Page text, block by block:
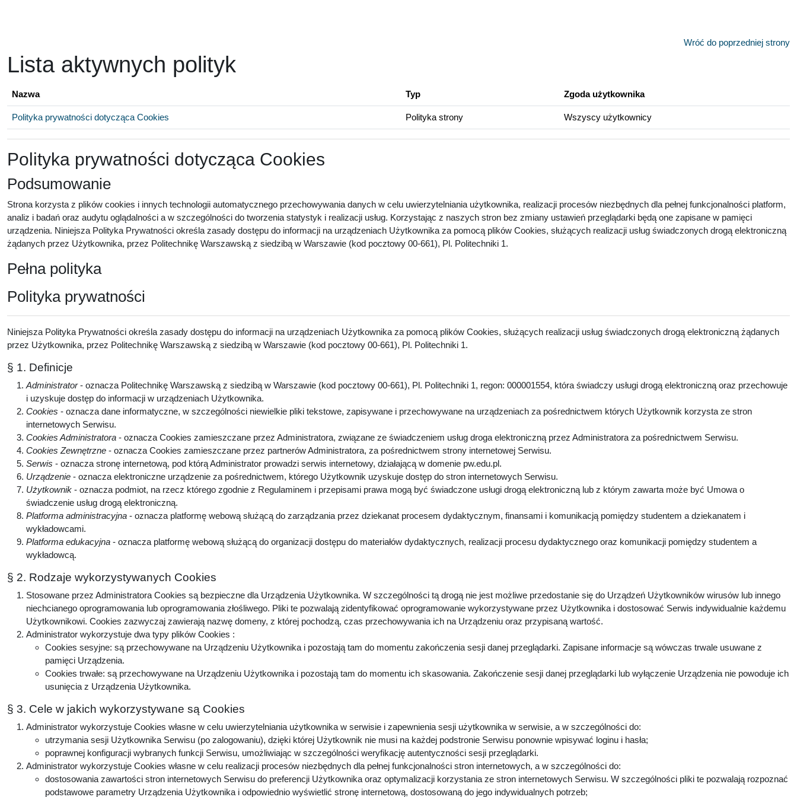
Wróć do poprzedniej strony
Lista aktywnych polityk
Nazwa Typ Zgoda użytkownika
Polityka prywatności dotycząca Cookies Polityka strony Wszyscy użytkownicy
Polityka prywatności dotycząca Cookies
Podsumowanie
Strona korzysta z plików cookies i innych technologii automatycznego przechowywania danych w celu uwierzytelniania użytkownika, realizacji procesów niezbędnych dla pełnej funkcjonalności platform,
analiz i badań oraz audytu oglądalności a w szczególności do tworzenia statystyk i realizacji usług. Korzystając z naszych stron bez zmiany ustawień przeglądarki będą one zapisane w pamięci
urządzenia. Niniejsza Polityka Prywatności określa zasady dostępu do informacji na urządzeniach Użytkownika za pomocą plików Cookies, służących realizacji usług świadczonych drogą elektroniczną
żądanych przez Użytkownika, przez Politechnikę Warszawską z siedzibą w Warszawie (kod pocztowy 00-661), Pl. Politechniki 1.
Pełna polityka
Polityka prywatności
Niniejsza Polityka Prywatności określa zasady dostępu do informacji na urządzeniach Użytkownika za pomocą plików Cookies, służących realizacji usług świadczonych drogą elektroniczną żądanych
przez Użytkownika, przez Politechnikę Warszawską z siedzibą w Warszawie (kod pocztowy 00-661), Pl. Politechniki 1.
§ 1. Definicje
Administrator- oznacza Politechnikę Warszawską z siedzibą w Warszawie (kod pocztowy 00-661), Pl. Politechniki 1, regon: 000001554, która świadczy usługi drogą elektroniczną oraz przechowuje
i uzyskuje dostęp do informacji w urządzeniach Użytkownika.
Cookies - oznacza dane informatyczne, w szczególności niewielkie pliki tekstowe, zapisywane i przechowywane na urządzeniach za pośrednictwem których Użytkownik korzysta ze stron
internetowych Serwisu.
Cookies Administratora - oznacza Cookies zamieszczane przez Administratora, związane ze świadczeniem usług droga elektroniczną przez Administratora za pośrednictwem Serwisu.
Cookies Zewnętrzne - oznacza Cookies zamieszczane przez partnerów Administratora, za pośrednictwem strony internetowej Serwisu.
Serwis - oznacza stronę internetową, pod którą Administrator prowadzi serwis internetowy, działającą w domenie pw.edu.pl.
Urządzenie - oznacza elektroniczne urządzenie za pośrednictwem, którego Użytkownik uzyskuje dostęp do stron internetowych Serwisu.
Użytkownik - oznacza podmiot, na rzecz którego zgodnie z Regulaminem i przepisami prawa mogą być świadczone usługi drogą elektroniczną lub z którym zawarta może być Umowa o
świadczenie usług drogą elektroniczną.
Platforma administracyjna - oznacza platformę webową służącą do zarządzania przez dziekanat procesem dydaktycznym, finansami i komunikacją pomiędzy studentem a dziekanatem i
wykładowcami.
Platforma edukacyjna - oznacza platformę webową służącą do organizacji dostępu do materiałów dydaktycznych, realizacji procesu dydaktycznego oraz komunikacji pomiędzy studentem a
wykładowcą.
§ 2. Rodzaje wykorzystywanych Cookies
Stosowane przez Administratora Cookies są bezpieczne dla Urządzenia Użytkownika. W szczególności tą drogą nie jest możliwe przedostanie się do Urządzeń Użytkowników wirusów lub innego
niechcianego oprogramowania lub oprogramowania złośliwego. Pliki te pozwalają zidentyfikować oprogramowanie wykorzystywane przez Użytkownika i dostosować Serwis indywidualnie każdemu
Użytkownikowi. Cookies zazwyczaj zawierają nazwę domeny, z której pochodzą, czas przechowywania ich na Urządzeniu oraz przypisaną wartość.
Administrator wykorzystuje dwa typy plików Cookies :
Cookies sesyjne: są przechowywane na Urządzeniu Użytkownika i pozostają tam do momentu zakończenia sesji danej przeglądarki. Zapisane informacje są wówczas trwale usuwane z
pamięci Urządzenia.
Cookies trwałe: są przechowywane na Urządzeniu Użytkownika i pozostają tam do momentu ich skasowania. Zakończenie sesji danej przeglądarki lub wyłączenie Urządzenia nie powoduje ich
usunięcia z Urządzenia Użytkownika.
§ 3. Cele w jakich wykorzystywane są Cookies
Administrator wykorzystuje Cookies własne w celu uwierzytelniania użytkownika w serwisie i zapewnienia sesji użytkownika w serwisie, a w szczególności do:
utrzymania sesji Użytkownika Serwisu (po zalogowaniu), dzięki której Użytkownik nie musi na każdej podstronie Serwisu ponownie wpisywać loginu i hasła;
poprawnej konfiguracji wybranych funkcji Serwisu, umożliwiając w szczególności weryfikację autentyczności sesji przeglądarki.
Administrator wykorzystuje Cookies własne w celu realizacji procesów niezbędnych dla pełnej funkcjonalności stron internetowych, a w szczególności do:
dostosowania zawartości stron internetowych Serwisu do preferencji Użytkownika oraz optymalizacji korzystania ze stron internetowych Serwisu. W szczególności pliki te pozwalają rozpoznać
podstawowe parametry Urządzenia Użytkownika i odpowiednio wyświetlić stronę internetową, dostosowaną do jego indywidualnych potrzeb;